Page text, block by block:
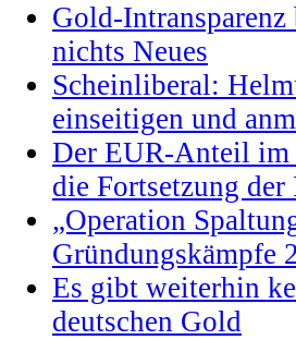
Gold-Intransparenz
nichts Neues
Scheinliberal:
einseitigen und
Der EUR-Anteil im
die Fortsetzung
„Operation
Gründungskämpfe
Es gibt weiterhin
deutschen Gold